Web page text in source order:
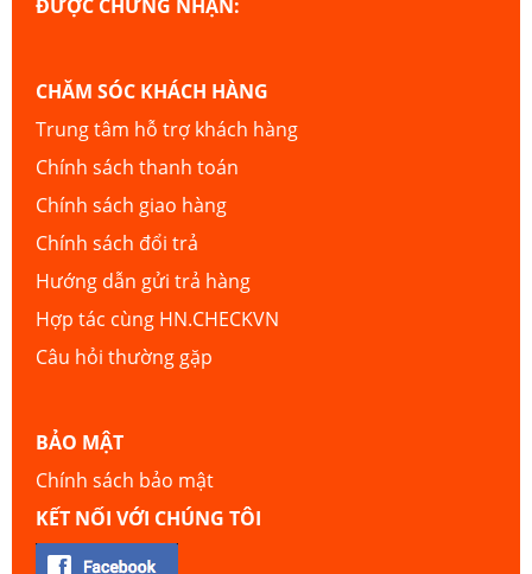
ĐƯỢC CHỨNG NHẬN:
CHĂM SÓC KHÁCH HÀNG
Trung tâm hỗ trợ khách hàng
Chính sách thanh toán
Chính sách giao hàng
Chính sách đổi trả
Hướng dẫn gửi trả hàng
Hợp tác cùng HN.CHECKVN
Câu hỏi thường gặp
BẢO MẬT
Chính sách bảo mật
KẾT NỐI VỚI CHÚNG TÔI